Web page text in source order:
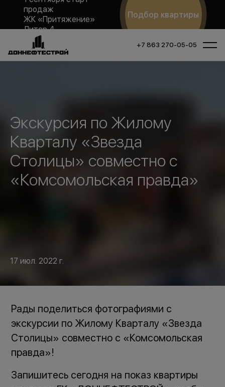
продаж
ЖК «Притяжение»
Литер 4
Подбор квартиры
+7 863 270-05-05
Экскурсия по Жилому
Кварталу «Звезда
Столицы» совместно с
«Комсомольская правда»
17 июл. 2022 г.
Рады поделиться фотографиями с
экскурсии по Жилому Кварталу «Звезда
Столицы» совместно с «Комсомольская
правда»!
Запишитесь сегодня на показ квартиры